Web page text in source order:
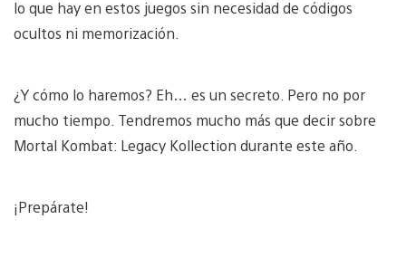
lo que hay en estos juegos sin necesidad de códigos
ocultos ni memorización.
¿Y cómo lo haremos? Eh… es un secreto. Pero no por
mucho tiempo. Tendremos mucho más que decir sobre
Mortal Kombat: Legacy Kollection durante este año.
¡Prepárate!